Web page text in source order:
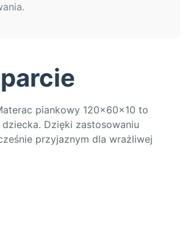
piankowy 120x60x10 to
Dzięki zastosowaniu
przyjaznym dla wrażliwej